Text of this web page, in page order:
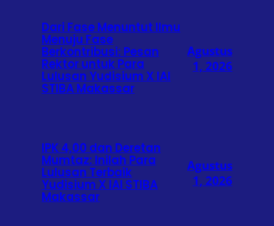
Dari Fase Menuntut Ilmu
Menuju Fase
Berkontribusi: Pesan
Rektor untuk Para
Lulusan Yudisium X IAI
STIBA Makassar
Agustus
1, 2026
IPK 4,00 dan Deretan
Mumtaz: Inilah Para
Lulusan Terbaik
Yudisium X IAI STIBA
Makassar
Agustus
1, 2026